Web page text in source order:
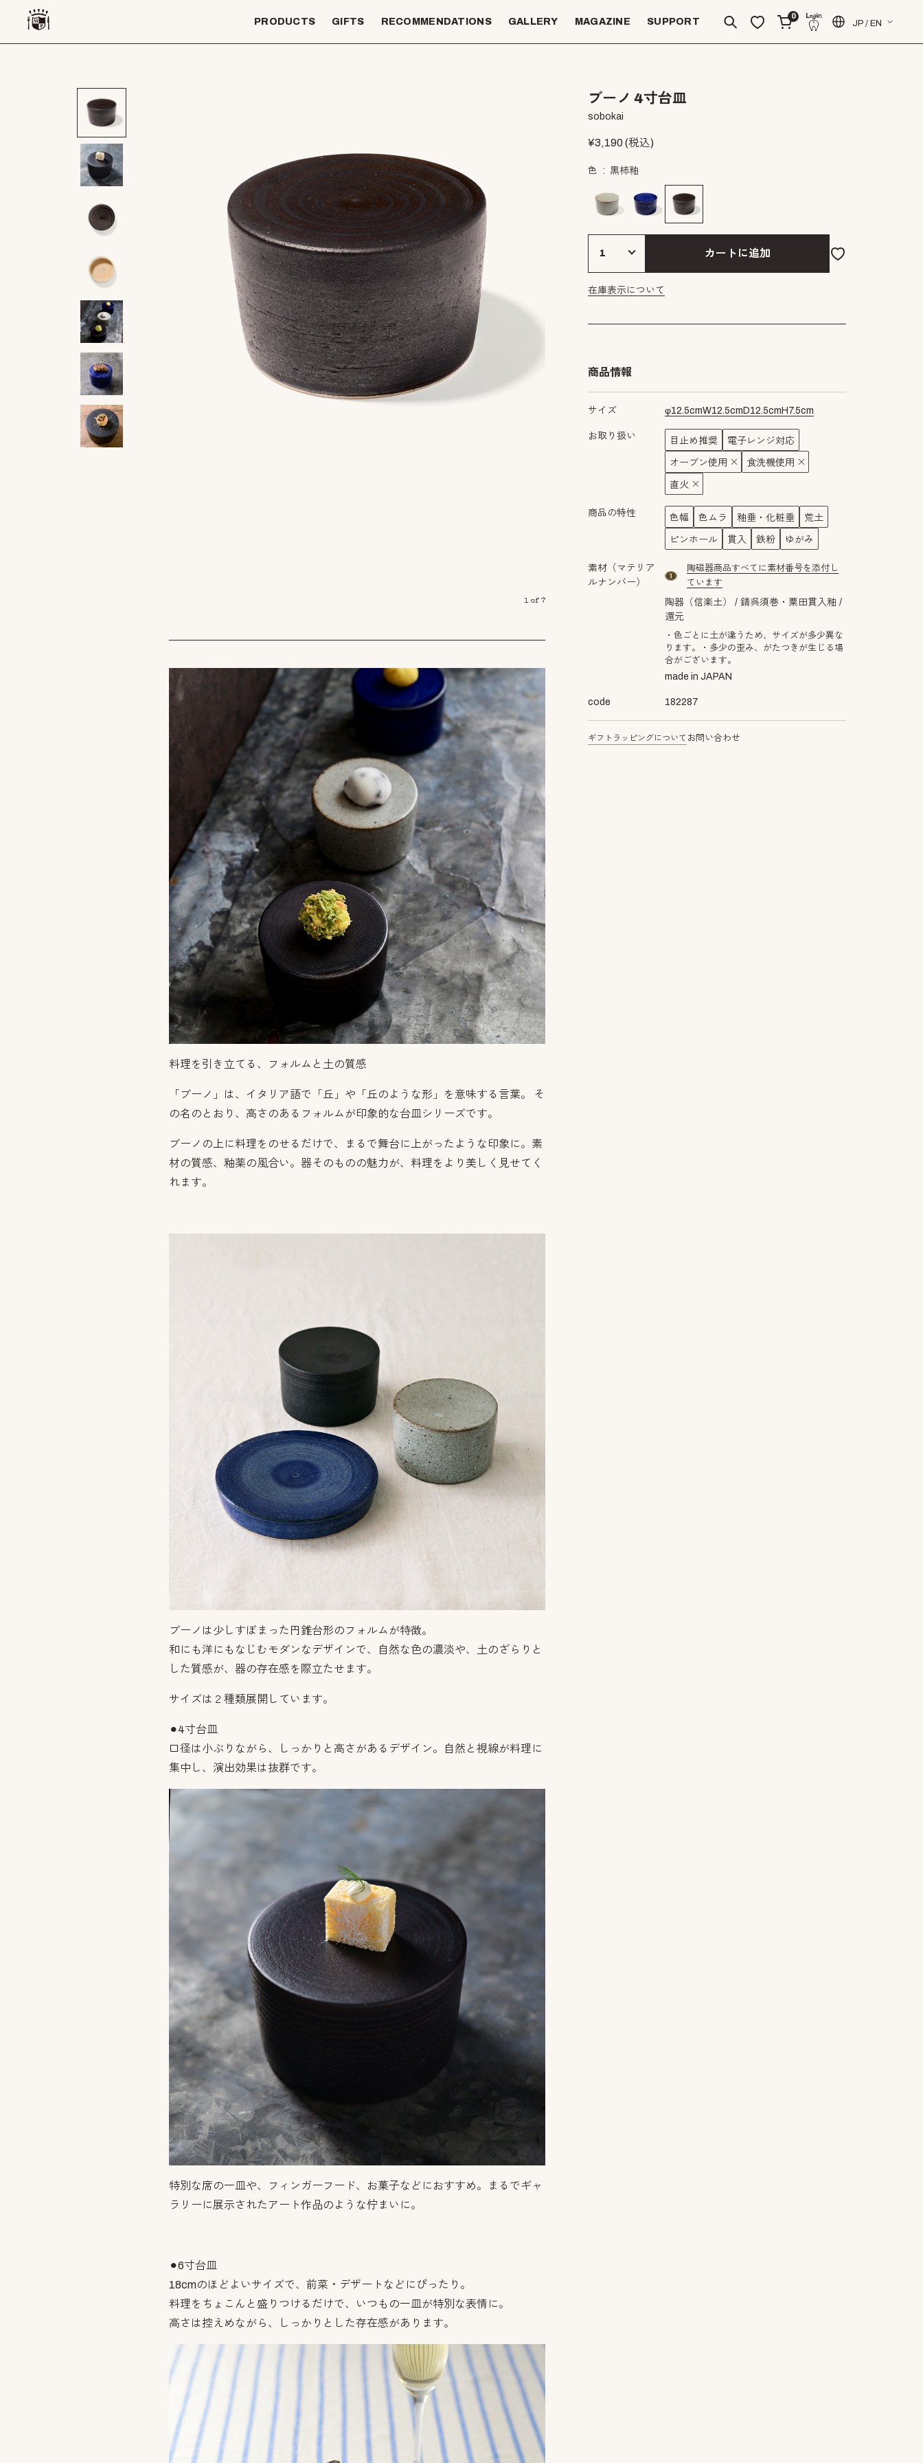
PRODUCTS GIFTS RECOMMENDATIONS GALLERY MAGAZINE SUPPORT
0
JP / EN
1of 7
ブーノ 4寸台皿
sobokai
¥3,190(税込)
色 黒柿釉
カートに追加
在庫表示について
商品情報
サイズ φ12.5cmW12.5cm D12.5cm H 7.5cm
お取り扱い 目止め推奨 電子レンジ対応
オーブン使用 食洗機使用
直火
商品の特性 色幅 色ムラ 釉垂・化粧垂 荒土
ピンホール 貫入 鉄粉 ゆがみ
素材（マテリア
ルナンバー）
material number1
陶磁器商品すべてに素材番号を添付し
ています
陶器（信楽土）
錆呉須巻・粟田貫入釉
還元
・色ごとに土が違うため、サイズが多少異な
ります。・多少の歪み、がたつきが生じる場
合がございます。
made in JAPAN
code 182287
ギフトラッピングについて お問い合わせ
料理を引き立てる、フォルムと土の質感
「ブーノ」は、イタリア語で「丘」や「丘のような形」を意味する言葉。 そ
の名のとおり、高さのあるフォルムが印象的な台皿シリーズです。
ブーノの上に料理をのせるだけで、まるで舞台に上がったような印象に。素
材の質感、釉薬の風合い。器そのものの魅力が、料理をより美しく見せてく
れます。
ブーノは少しすぼまった円錐台形のフォルムが特徴。
和にも洋にもなじむモダンなデザインで、自然な色の濃淡や、土のざらりと
した質感が、器の存在感を際立たせます。
サイズは２種類展開しています。
⚫︎4寸台皿
口径は小ぶりながら、しっかりと高さがあるデザイン。自然と視線が料理に
集中し、演出効果は抜群です。
特別な席の一皿や、フィンガーフード、お菓子などにおすすめ。まるでギャ
ラリーに展示されたアート作品のような佇まいに。
⚫︎6寸台皿
18cmのほどよいサイズで、前菜・デザートなどにぴったり。
料理をちょこんと盛りつけるだけで、いつもの一皿が特別な表情に。
高さは控えめながら、しっかりとした存在感があります。